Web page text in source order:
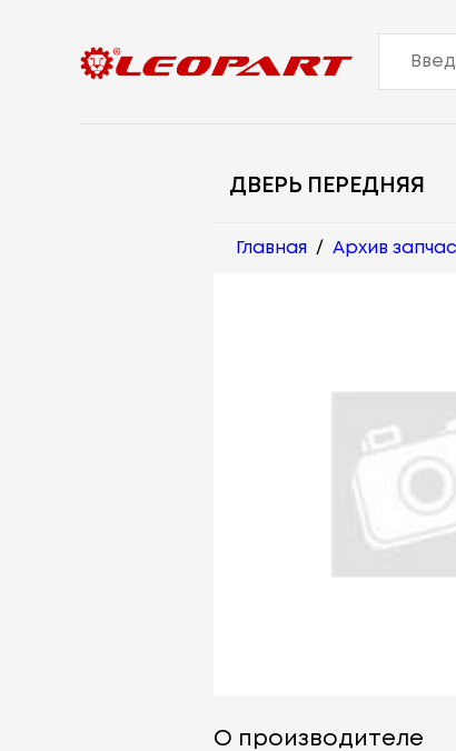
ДВЕРЬ ПЕРЕДНЯЯ
Главная / Архив
О производителе